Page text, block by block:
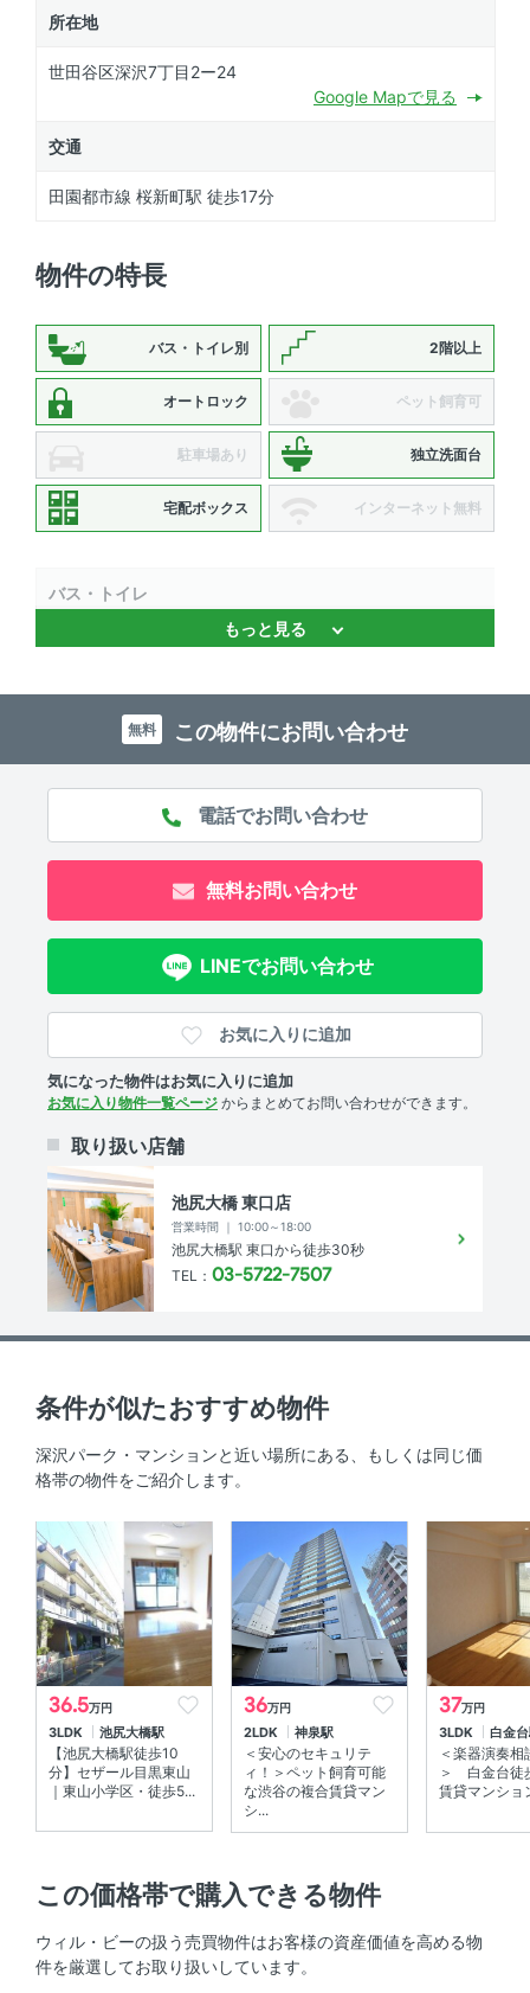
所在地
世田谷区深沢7丁目2ー24
Google Mapで見る
交通
田園都市線 桜新町駅 徒歩17分
物件の特長
バス・トイレ別 2階以上
オートロック ペット飼育可
駐車場あり 独立洗面台
宅配ボックス インターネット無料
バス・トイレ
独立洗面台 、 バストイレ別 、 浴室乾燥機 、 追焚機能 、
システムキッチン 、 3口以上コンロ 、 コンロ2口以上
オートロック 、 ＴＶモニタ付きインターホン
室内設備
エアコン 、 室内洗濯機置場
部屋の特徴
ム 、 リビング15帖以上 、 南向き
共用部
敷地内ゴミ箱 、 宅配ボックス 、 エレベーター
その他
分譲賃貸
駐輪場 -
敷金 ／ 保証金 365,000円 ／ -円
償却 -円
礼金 547,500円
仲介手数料 賃料1ヶ月分+税
初期費用概算
約1,732,000円
内訳を見る
404,010円 ／ 月
災保険にご加入いただきます
もっと見る
無料 この物件にお問い合わせ
無料お問い合わせ
LINEでお問い合わせ
お気に入りに追加
気になった物件はお気に入りに追加
お気に入り物件一覧ページ からまとめてお問い合わせができます。
取り扱い店舗
池尻大橋 東口店
営業時間 ｜ 10:00～18:00
池尻大橋駅 東口から徒歩30秒
TEL： 03-5722-7507
条件が似たおすすめ物件
深沢パーク・マンションと近い場所にある、もしくは同じ価
格帯の物件をご紹介します。
36.5万円
3LDK 池尻大橋駅
【池尻大橋駅徒歩10
分】セザール目黒東山
｜東山小学区・徒歩5...
36万円
2LDK 神泉駅
＜安心のセキュリテ
ィ！＞ペット飼育可能
な渋谷の複合賃貸マン
シ...
37万円
3LDK 白金
＜楽器演奏相
＞ 白金台徒
賃貸マンショ
この価格帯で購入できる物件
ウィル・ビーの扱う売買物件はお客様の資産価値を高める物
件を厳選してお取り扱いしています。